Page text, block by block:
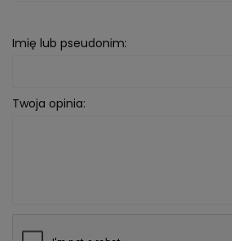
Imię lub pseudonim:
Twoja opinia: